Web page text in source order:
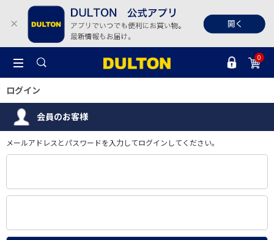
0
ログイン
会員のお客様
メールアドレスとパスワードを入力してログインしてください。